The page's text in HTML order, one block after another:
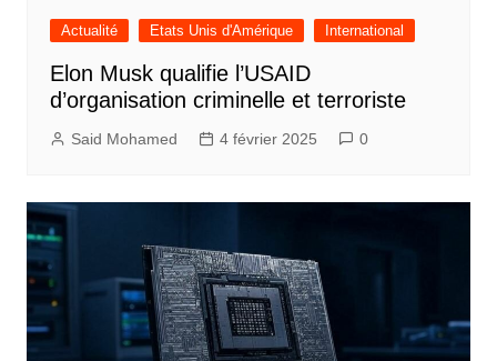
Actualité Etats Unis d'Amérique International
Elon Musk qualifie l’USAID
d’organisation criminelle et terroriste
Said Mohamed 4 février 2025 0